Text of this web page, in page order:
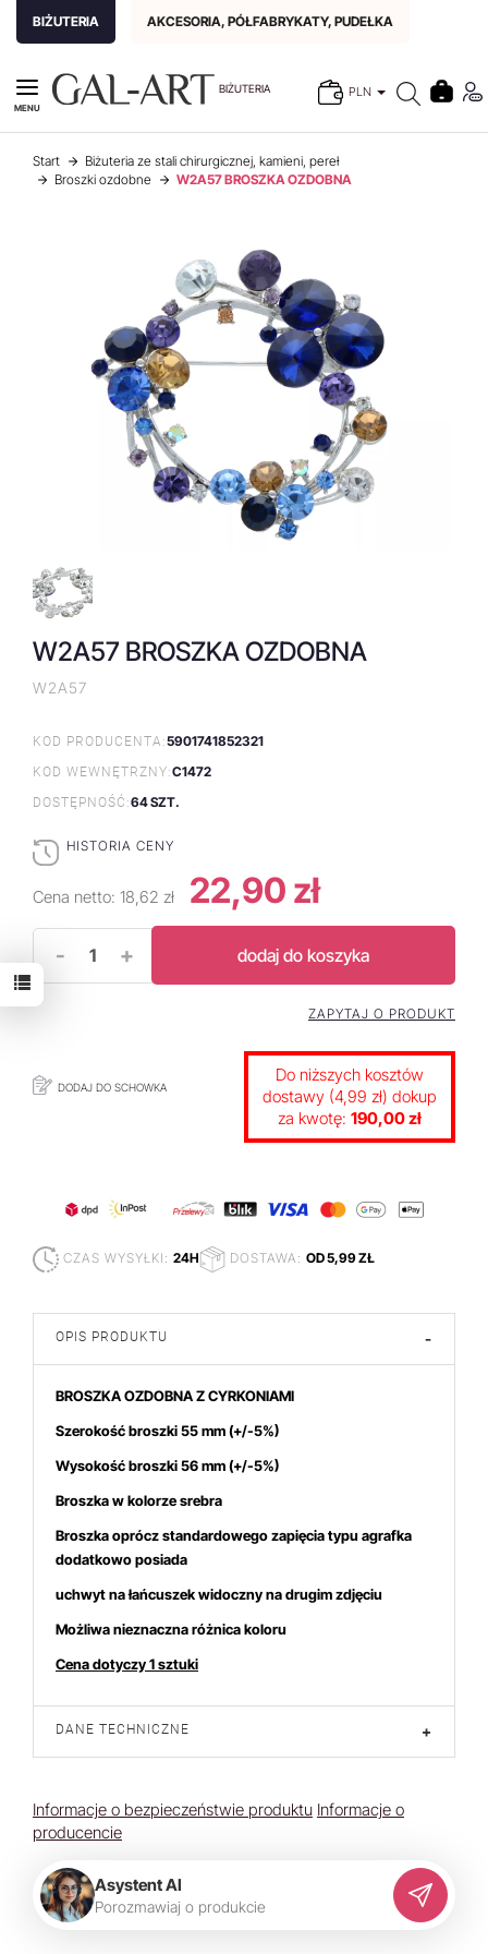
BIŻUTERIA AKCESORIA, PÓŁFABRYKATY, PUDEŁKA
BIŻUTERIA PLN
MENU
Start
Biżuteria ze stali chirurgicznej, kamieni, pereł
Broszki ozdobne
W2A57 BROSZKA OZDOBNA
W2A57 BROSZKA OZDOBNA
W2A57
KOD PRODUCENTA:5901741852321
KOD WEWNĘTRZNY:C1472
DOSTĘPNOŚĆ:64 SZT.
HISTORIA CENY
Cena netto: 18,62 zł 22,90 zł
- + dodaj do koszyka
DODAJ DO SCHOWKA
ZAPYTAJ O PRODUKT
Do niższych kosztów
dostawy (4,99 zł) dokup
za kwotę: 190,00 zł
CZAS WYSYŁKI: 24H DOSTAWA: OD 5,99 ZŁ
OPIS PRODUKTU -
BROSZKA OZDOBNA Z CYRKONIAMI
Szerokość broszki 55 mm(+/-5%)
Wysokość broszki 56mm (+/-5%)
Broszka w kolorze srebra
Broszka oprócz standardowego zapięcia typu agrafka
dodatkowo posiada
uchwyt na łańcuszekwidoczny na drugim zdjęciu
Możliwa nieznaczna różnica koloru
Cena dotyczy 1 sztuki
DANE TECHNICZNE +
Informacje o bezpieczeństwie produktu Informacje o
producencie
Asystent AI
Porozmawiaj o produkcie
7 dniach produktem interesuje się